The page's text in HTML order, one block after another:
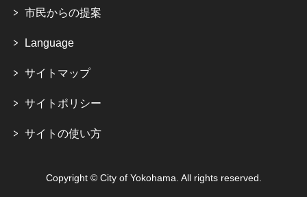
市民からの提案
Language
サイトマップ
サイトポリシー
サイトの使い方
Copyright © City of Yokohama. All rights reserved.